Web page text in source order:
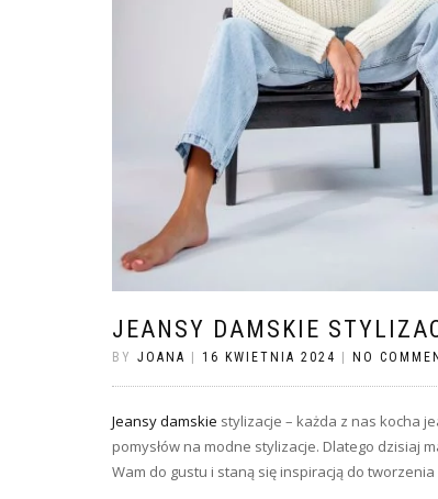
JEANSY DAMSKIE
BY JOANA 16 KWIETNIA 2024 NO
Jeansy damskie stylizacje – każda z nas kocha
pomysłów na modne stylizacje. Dlatego dzisiaj
Wam do gustu i staną się inspiracją do